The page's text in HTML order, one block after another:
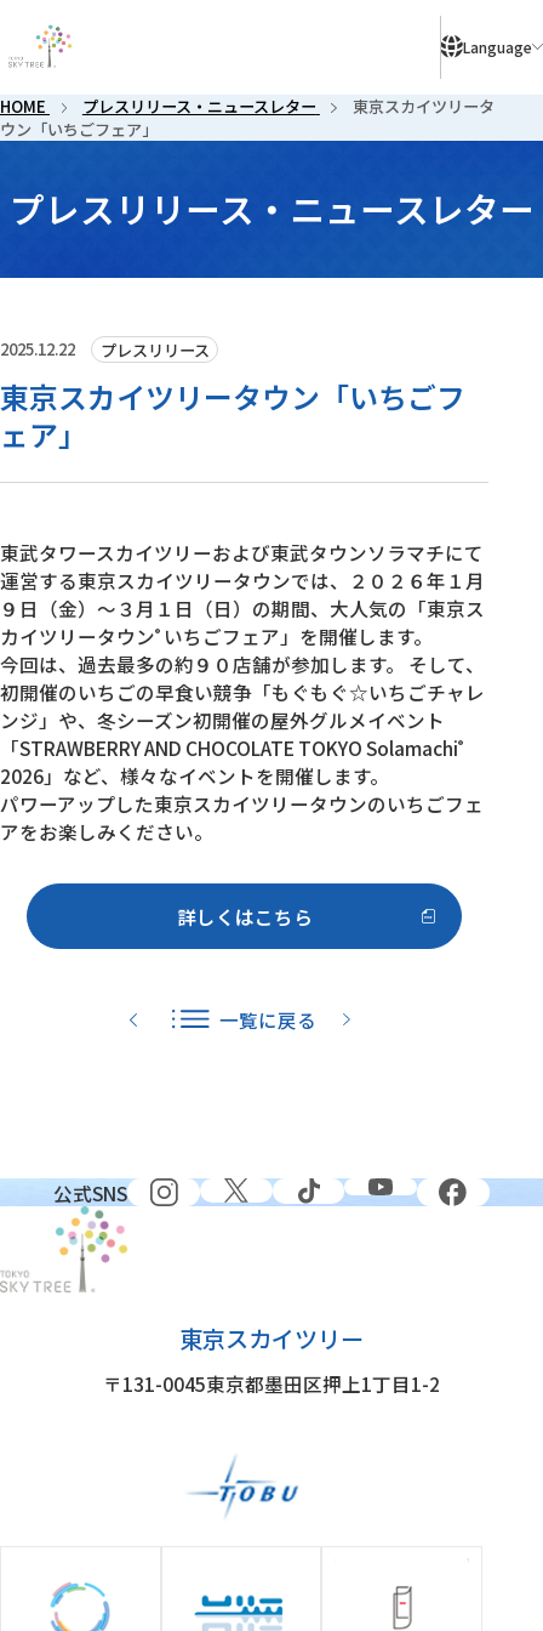
プレスリリース・ニュースレター
Language
HOME プレスリリース・ニュースレター
東京スカイツリータ
ウン「いちごフェア」
2025.12.22 プレスリリース
東京スカイツリータウン「いちごフ
ェア」
東武タワースカイツリーおよび東武タウンソラマチにて
運営する東京スカイツリータウンでは、２０２６年１月
９日（金）～３月１日（日）の期間、大人気の「東京ス
カイツリータウン® いちごフェア」を開催します。
今回は、過去最多の約９０店舗が参加します。 そして、
初開催のいちごの早食い競争「もぐもぐ☆いちごチャレ
ンジ」や、冬シーズン初開催の屋外グルメイベント
「STRAWBERRY AND CHOCOLATE TOKYO Solamachi®
2026」など、様々なイベントを開催します。
パワーアップした東京スカイツリータウンのいちごフェ
アをお楽しみください。
詳しくはこちら
一覧に戻る
公式SNS
東京スカイツリー
〒131-0045東京都墨田区押上1丁目1-2